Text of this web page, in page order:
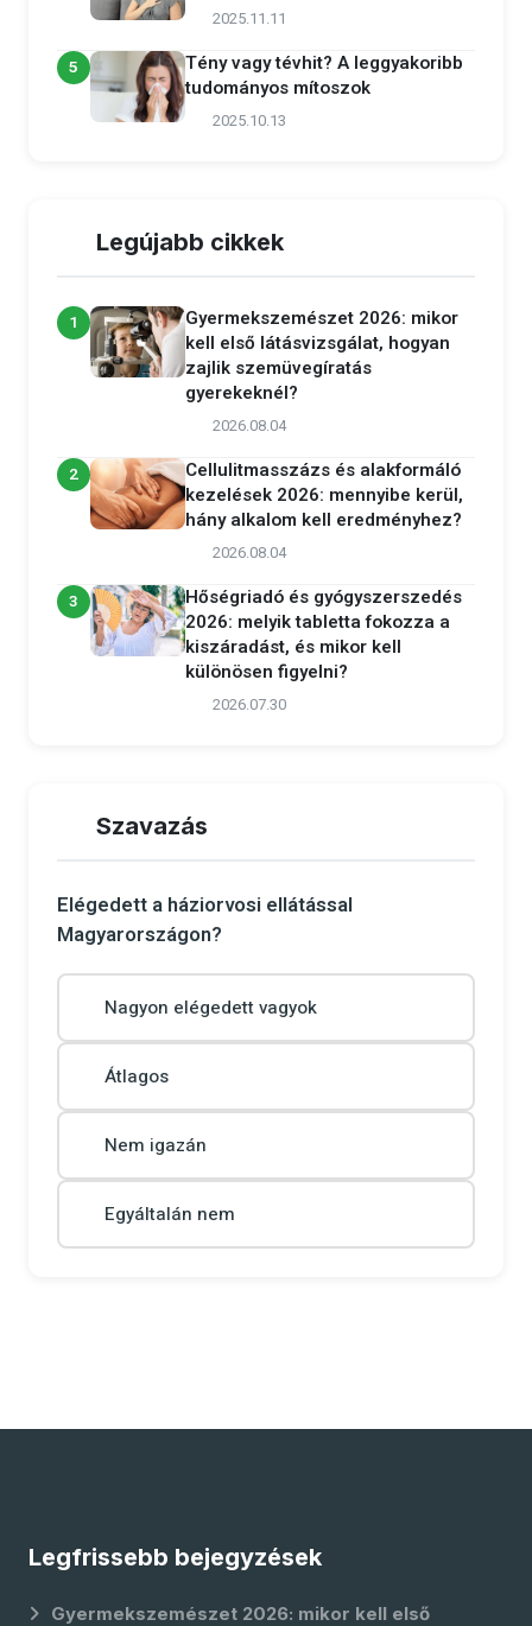
2025.11.11
5
Tény vagy tévhit? A leggyakoribb
tudományos mítoszok
2025.10.13
Legújabb cikkek
1
Gyermekszemészet 2026: mikor
kell első látásvizsgálat, hogyan
zajlik szemüvegíratás
gyerekeknél?
2026.08.04
2
Cellulitmasszázs és alakformáló
kezelések 2026: mennyibe kerül,
hány alkalom kell eredményhez?
2026.08.04
3
Hőségriadó és gyógyszerszedés
2026: melyik tabletta fokozza a
kiszáradást, és mikor kell
különösen figyelni?
2026.07.30
Szavazás
Elégedett a háziorvosi ellátással
Magyarországon?
Nagyon elégedett vagyok
Átlagos
Nem igazán
Egyáltalán nem
Legfrissebb bejegyzések
Gyermekszemészet 2026: mikor kell első